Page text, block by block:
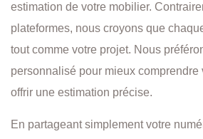
estimation de votre mobilier.
plateformes, nous croyons que
tout comme votre projet. Nous
personnalisé pour mieux comprendre
offrir une estimation précise.
En partageant simplement votre